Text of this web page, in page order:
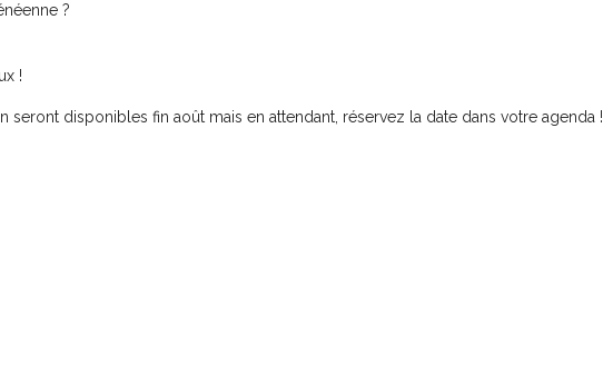
?
!
seront disponibles fin août mais en attendant, réservez la date dans votre agenda !